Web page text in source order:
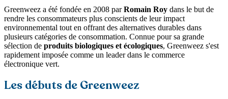
Greenweez a été fondée en 2008 parRomain Roy dans le but de
rendre les consommateurs plus conscients de leur impact
environnemental tout en offrant des alternatives durables dans
plusieurs catégories de consommation. Connue pour sa grande
sélection de produits biologiques et écologiques, Greenweez s'est
rapidement imposée comme un leader dans le commerce
électronique vert.
Les débuts de Greenweez